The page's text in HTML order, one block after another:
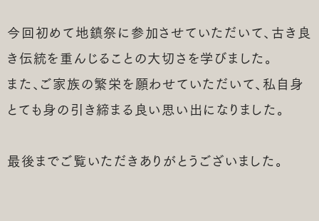
今回初めて地鎮祭に参加させていただいて、古き良
き伝統を重んじることの大切さを学びました。
また、ご家族の繁栄を願わせていただいて、私自身
とても身の引き締まる良い思い出になりました。
最後までご覧いただきありがとうございました。